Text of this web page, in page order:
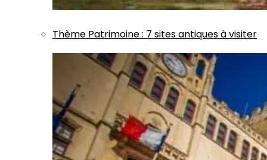
Thème Patrimoine: 7 sites antiques à visiter